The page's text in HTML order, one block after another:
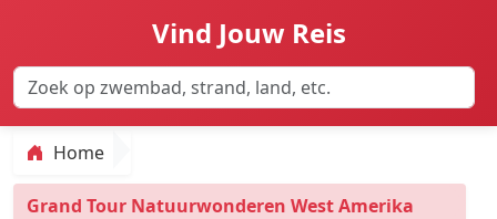
Vind Jouw Reis
Home
Grand Tour Natuurwonderen West Amerika